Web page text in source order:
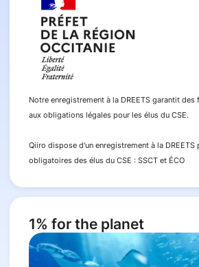
Notre enregistrement à la DREETS garantit
aux obligations légales pour les élus du CSE.
Qiiro dispose d'un enregistrement à la
obligatoires des élus du CSE : SSCT et ÉCO
1% for the planet